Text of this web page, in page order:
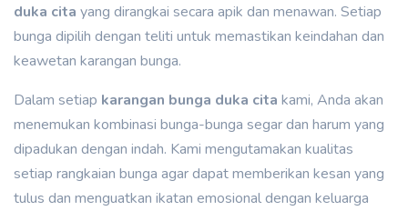
duka cita yang dirangkai secara apik dan menawan. Setiap
bunga dipilih dengan teliti untuk memastikan keindahan dan
keawetan karangan bunga.
Dalam setiap karangan bunga duka cita kami, Anda akan
menemukan kombinasi bunga-bunga segar dan harum yang
dipadukan dengan indah. Kami mengutamakan kualitas
setiap rangkaian bunga agar dapat memberikan kesan yang
tulus dan menguatkan ikatan emosional dengan keluarga